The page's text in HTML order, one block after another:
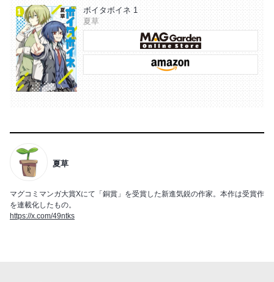
ボイタボイネ 1
夏草
夏草
マグコミマンガ大賞Xにて「銅賞」を受賞した新進気鋭の作家。本作は受賞作
を連載化したもの。
https://x.com/49ntks